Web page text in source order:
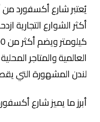
شارع أكسفورد من
والمتاجر المحلية
المشهورة التي يقصدها
ما يميز شارع أكسفورد: